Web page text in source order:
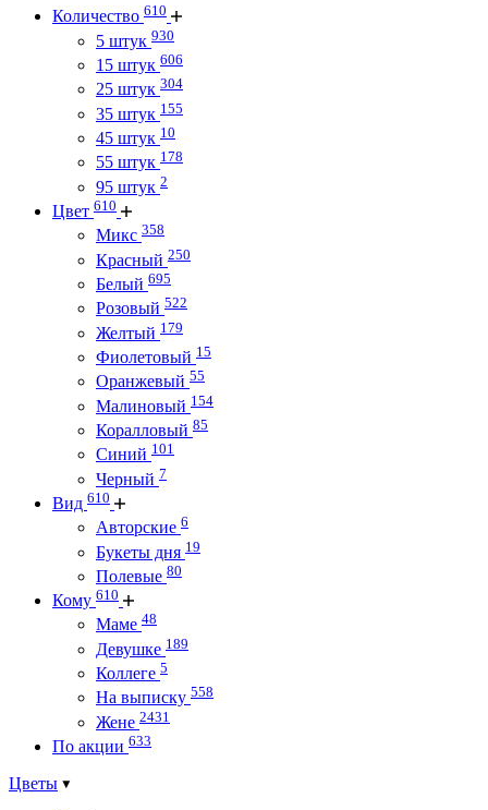
Количество 610
5 штук 930
15 штук 606
25 штук 304
35 штук 155
45 штук 10
55 штук 178
95 штук 2
Цвет 610
Микс 358
Красный 250
Белый 695
Розовый 522
Желтый 179
Фиолетовый 15
Оранжевый 55
Малиновый 154
Коралловый 85
Синий 101
Черный 7
Вид 610
Авторские 6
Букеты дня 19
Полевые 80
Кому 610
Маме 48
Девушке 189
Коллеге 5
На выписку 558
Жене 2431
По акции 633
Цветы